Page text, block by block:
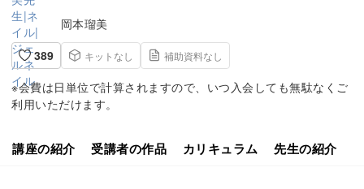
岡本瑠美
389
キットなし 補助資料なし
※会費は日単位で計算されますので、いつ入会しても無駄なくご
利用いただけます。
講座の紹介 受講者の作品 カリキュラム 先生の紹介